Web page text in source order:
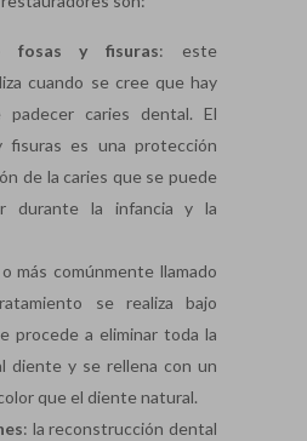
fosas y fisuras: este
cuando se cree que hay
caries dental. El
fisuras es una protección
de la caries que se puede
durante la infancia y la
más comúnmente llamado
se realiza bajo
procede a eliminar toda la
diente y se rellena con un
que el diente natural.
: la reconstrucción dental